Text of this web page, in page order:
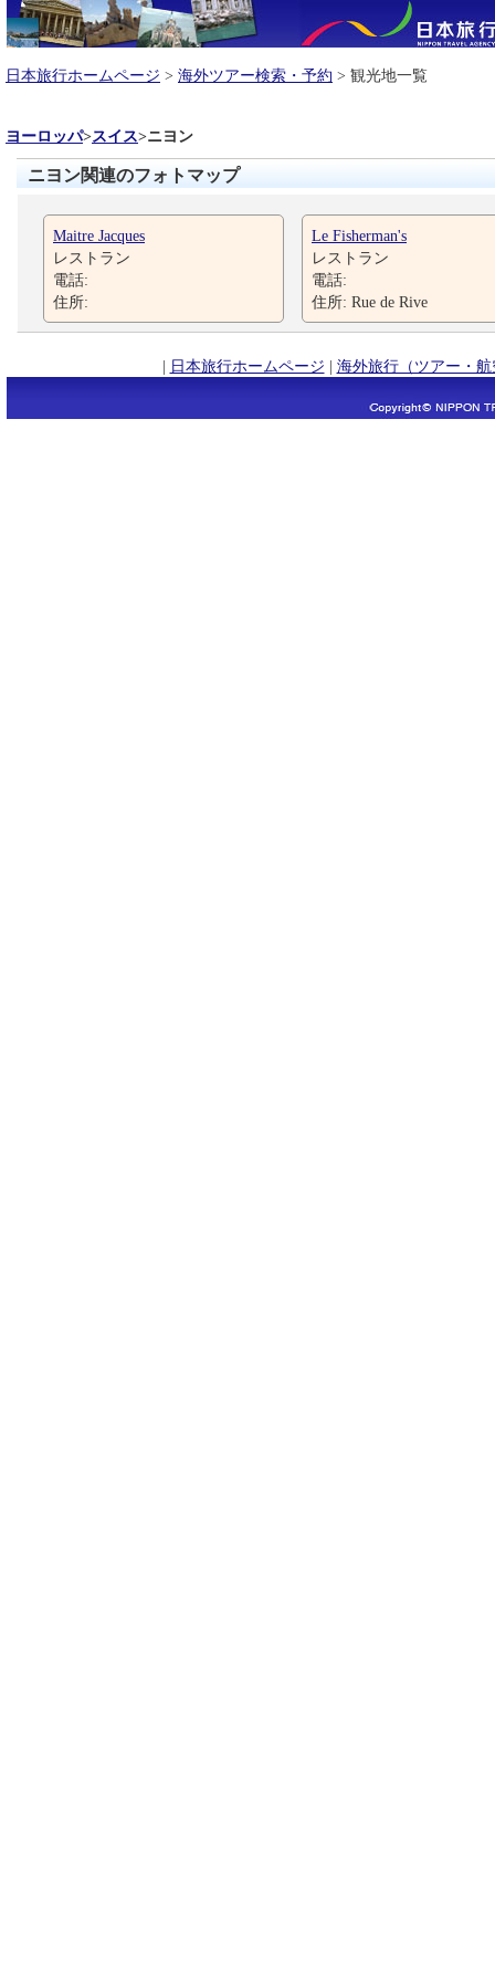
日本旅行ホームページ > 海外ツアー検索・予約 > 観光地一覧
ヨーロッパ>スイス>ニヨン
ニヨン関連のフォトマップ
Maitre Jacques
レストラン
電話:
住所:
Le Fisherman's
レストラン
電話:
住所: Rue de Rive
| 日本旅行ホームページ | 海外旅行（ツアー・航